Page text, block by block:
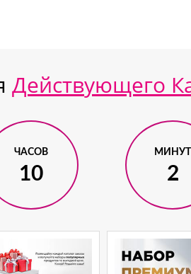
Действующего
ЧАСОВ
10
МИНУТ
2